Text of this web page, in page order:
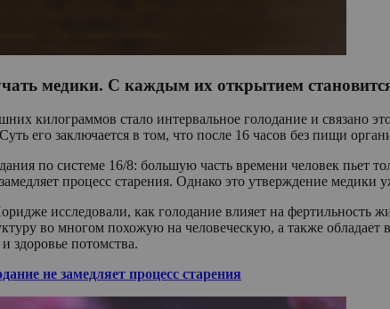
медики. С каждым их открытием становится
килограммов стало интервальное голодание и связано
его заключается в том, что после 16 часов без пищи
по системе 16/8: большую часть времени человек пьет
процесс старения. Однако это утверждение медики
исследовали, как голодание влияет на фертильность
во многом похожую на человеческую, а также
здоровье потомства.
не замедляет процесс старения